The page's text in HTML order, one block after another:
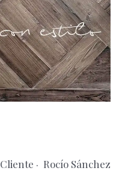
Cliente · Rocío Sánchez